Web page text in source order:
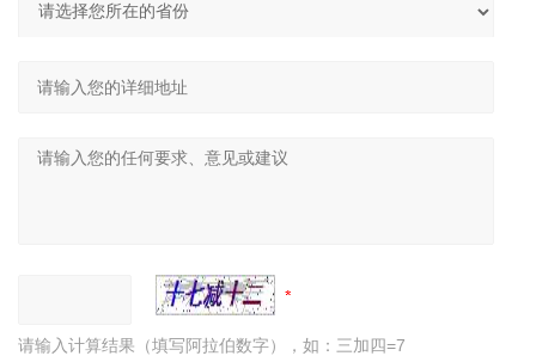
请输入计算结果（填写阿拉伯数字），如：三加四=7